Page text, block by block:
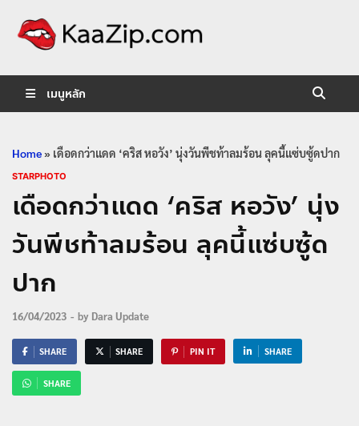
เมนูหลัก
Home» เดือดกว่าแดด ‘คริส หอวัง’ นุ่งวันพีชท้าลมร้อน ลุคนี้แซ่บซู้ดปาก
STARPHOTO
เดือดกว่าแดด ‘คริส หอวัง’ นุ่ง
วันพีชท้าลมร้อน ลุคนี้แซ่บซู้ด
ปาก
16/04/2023 - by Dara Update
SHARE SHARE PIN IT SHARE
SHARE